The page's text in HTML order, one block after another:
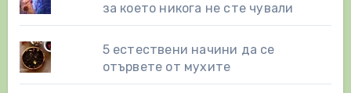
за което никога не сте чували
5 естествени начини да се
отървете от мухите